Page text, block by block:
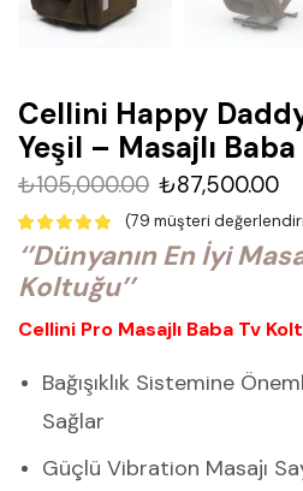
Cellini Happy
Yeşil – Masajlı
₺105,000.00 ₺87,500.00
(79 müşteri
‘’Dünyanın En İyi
Koltuğu’’
Cellini Pro Masajlı Baba Tv
Bağışıklık Sistemine
Sağlar
Güçlü Vibration Masajı